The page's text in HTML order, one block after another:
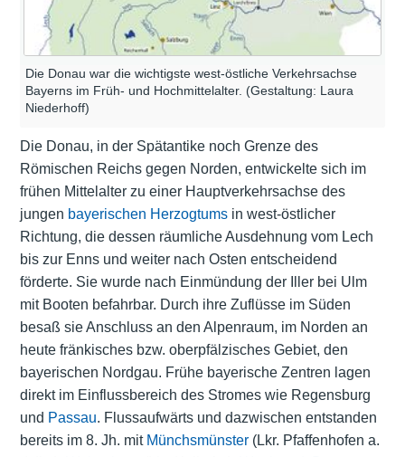
Die Donau war die wichtigste west-östliche Verkehrsachse
Bayerns im Früh- und Hochmittelalter. (Gestaltung: Laura
Niederhoff)
Die Donau, in der Spätantike noch Grenze des
Römischen Reichs gegen Norden, entwickelte sich im
frühen Mittelalter zu einer Hauptverkehrsachse des
jungen bayerischen Herzogtumsin west-östlicher
Richtung, die dessen räumliche Ausdehnung vom Lech
bis zur Enns und weiter nach Osten entscheidend
förderte. Sie wurde nach Einmündung der Iller bei Ulm
mit Booten befahrbar. Durch ihre Zuflüsse im Süden
besaß sie Anschluss an den Alpenraum, im Norden an
heute fränkisches bzw. oberpfälzisches Gebiet, den
bayerischen Nordgau. Frühe bayerische Zentren lagen
direkt im Einflussbereich des Stromes wie Regensburg
und Passau. Flussaufwärts und dazwischen entstanden
bereits im 8. Jh. mit Münchsmünster(Lkr. Pfaffenhofen a.